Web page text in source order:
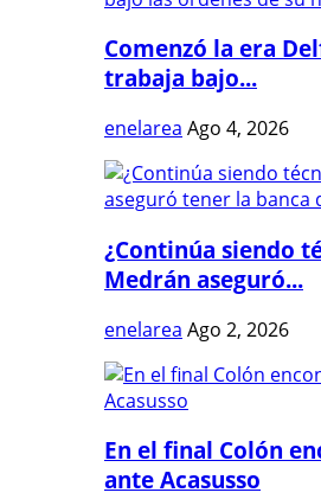
Comenzó la era
trabaja bajo...
enelarea Ago 4, 2026
¿Continúa siendo
Medrán aseguró...
enelarea Ago 2, 2026
En el final Colón
ante Acasusso